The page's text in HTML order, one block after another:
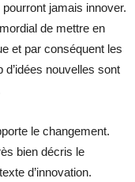
jamais innover.
de mettre en
et par conséquent les
nouvelles sont
le changement.
bien décris le
d’innovation.